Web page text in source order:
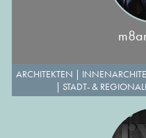
ARCHITEKTEN |
| STADT- &